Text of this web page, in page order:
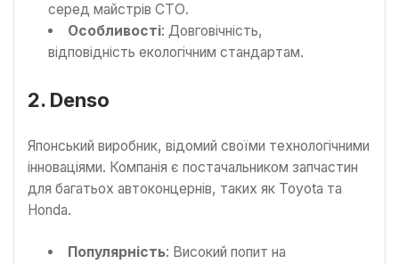
серед майстрів СТО.
Особливості: Довговічність,
відповідність екологічним стандартам.
2. Denso
Японський виробник, відомий своїми технологічними
інноваціями. Компанія є постачальником запчастин
для багатьох автоконцернів, таких як Toyota та
Honda.
Популярність: Високий попит на